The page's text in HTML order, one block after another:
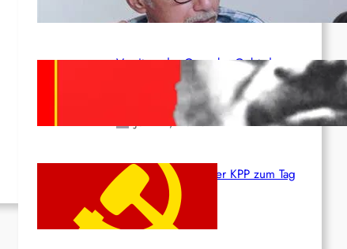
Juli 1, 2026
Vorsitzender Gonzalo: Gebt das
Leben für die Partei und die
Juni 19, 2026
Beschluss des ZK der KPP zum Tag
des Heldentums
Juni 19, 2026